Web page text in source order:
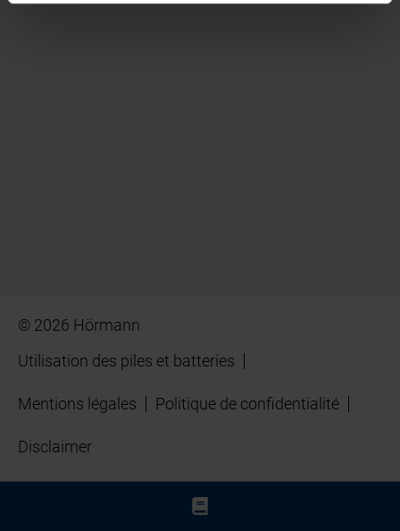
© 2026 Hörmann
Utilisation des piles et batteries
Mentions légales Politique de confidentialité
Disclaimer